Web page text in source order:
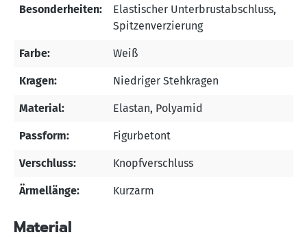
Besonderheiten: Elastischer Unterbrustabschluss,
Spitzenverzierung
Farbe: Weiß
Kragen: Niedriger Stehkragen
Material: Elastan, Polyamid
Passform: Figurbetont
Verschluss: Knopfverschluss
Ärmellänge: Kurzarm
Material